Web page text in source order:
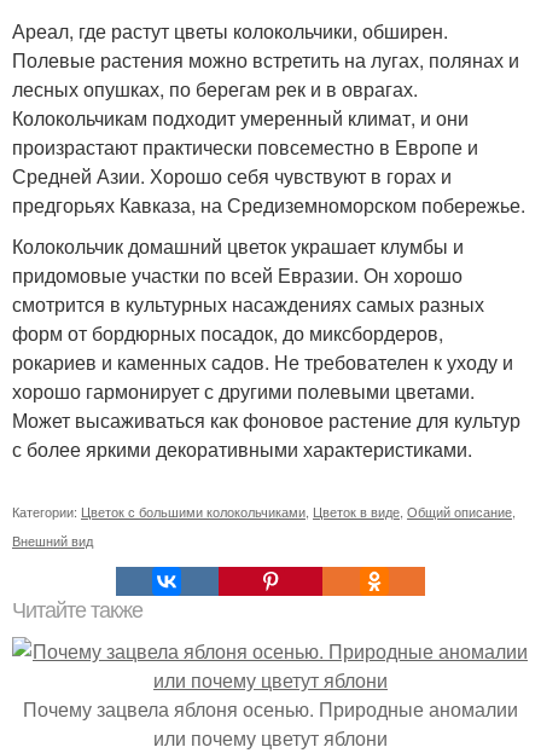
Ареал, где растут цветы колокольчики, обширен.
Полевые растения можно встретить на лугах, полянах и
лесных опушках, по берегам рек и в оврагах.
Колокольчикам подходит умеренный климат, и они
произрастают практически повсеместно в Европе и
Средней Азии. Хорошо себя чувствуют в горах и
предгорьях Кавказа, на Средиземноморском побережье.
Колокольчик домашний цветок украшает клумбы и
придомовые участки по всей Евразии. Он хорошо
смотрится в культурных насаждениях самых разных
форм от бордюрных посадок, до миксбордеров,
рокариев и каменных садов. Не требователен к уходу и
хорошо гармонирует с другими полевыми цветами.
Может высаживаться как фоновое растение для культур
с более яркими декоративными характеристиками.
Категории: Цветок с большими колокольчиками Цветок в виде Общий описание
Внешний вид
Читайте также
Почему зацвела яблоня осенью. Природные аномалии
или почему цветут яблони